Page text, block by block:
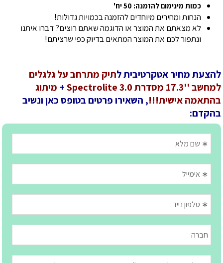
כמות מינימום להזמנה: 50 יח'
הנחות ומחירים מיוחדים להזמנה בכמויות גדולות!
לא מצאתם את המוצר או הדוגמה שאתם רוצים? דברו איתנו
ונתפור לכם את המוצר המתאים בדיוק כפי שרציתם!
להצעת מחיר אטקרטיבית לתיק מתרחב על גלגלים
למחשב ''17.3 מסדרת Spectrolite 3.0
+ מיתוג
בהתאמה אישית!!!, השאירו פרטים בטופס כאן ונשיב
בהקדם: